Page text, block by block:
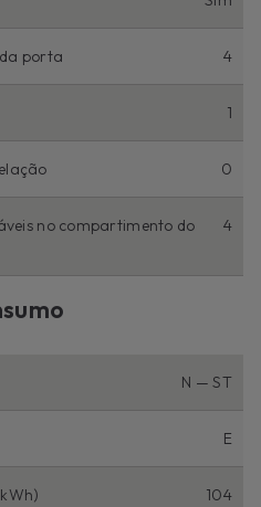
porta 4
1
0
no compartimento do
4
N — ST
E
104